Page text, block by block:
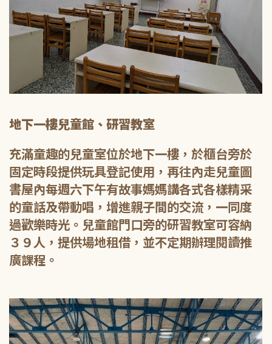
地下一樓兒童館、研習教室
充滿童趣的兒童室位於地下一樓，於櫃台旁於
固定時段提供玩具登記使用，再往內走兒童圖
書屋內每週六下午有故事媽媽講各式各樣精采
的童話及帶動唱，增進親子間的交流，一同度
過歡樂時光。兒童館門口旁的研習教室可容納
３９人，提供場地租借，並不定期辦理閱讀推
廣課程。